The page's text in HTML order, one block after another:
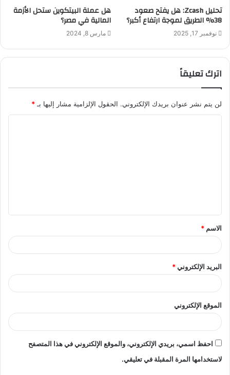
تحليل Zcash: هل يفتح صعود
38% الطريق لموجة ارتفاع أكبر؟
نوفمبر 17, 2025
هل عملة البيتكوين ستحل الأزمة
المالية في مصر؟
مارس 8, 2024
اترك تعليقاً
لن يتم نشر عنوان بريدك الإلكتروني. الحقول الإلزامية مشار إليها بـ *
ق
*
الاسم *
البريد الإلكتروني*
الموقع الإلكتروني
احفظ اسمي، بريدي الإلكتروني، والموقع الإلكتروني في هذا المتصفح
لاستخدامها المرة المقبلة في تعليقي.